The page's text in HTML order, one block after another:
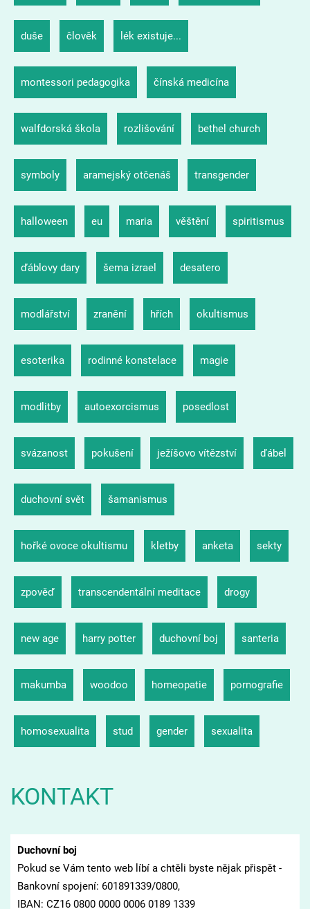
duše člověk lék existuje...
montessori pedagogika čínská medicína
walfdorská škola rozlišování bethel church
symboly aramejský otčenáš transgender
halloween eu maria věštění spiritismus
ďáblovy dary šema izrael desatero
modlářství zranění hřích okultismus
esoterika rodinné konstelace magie
modlitby autoexorcismus posedlost
svázanost pokušení ježíšovo vítězství ďábel
duchovní svět šamanismus
hořké ovoce okultismu kletby anketa sekty
zpověď transcendentální meditace drogy
new age harry potter duchovní boj santeria
makumba woodoo homeopatie pornografie
homosexualita stud gender sexualita
KONTAKT
Duchovní boj
Pokud se Vám tento web líbí a chtěli byste nějak přispět -
Bankovní spojení: 601891339/0800,
IBAN: CZ16 0800 0000 0006 0189 1339